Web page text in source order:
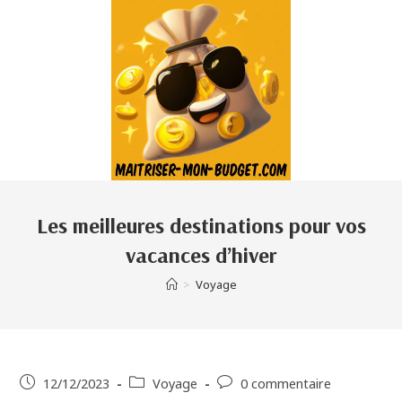
Les meilleures destinations pour vos
vacances d’hiver
> Voyage
12/12/2023 Voyage 0 commentaire